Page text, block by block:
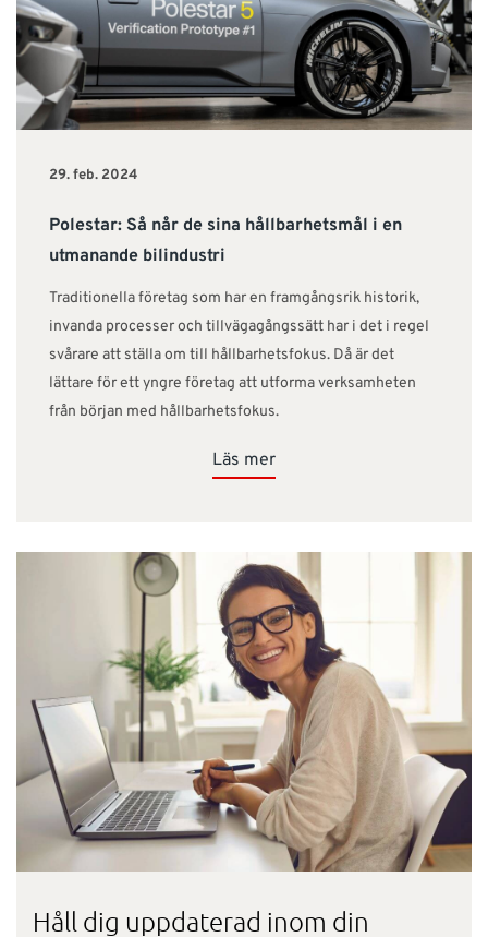
29. feb. 2024
Polestar: Så når de sina hållbarhetsmål i en
utmanande bilindustri
Traditionella företag som har en framgångsrik historik,
invanda processer och tillvägagångssätt har i det i regel
svårare att ställa om till hållbarhetsfokus. Då är det
lättare för ett yngre företag att utforma verksamheten
från början med hållbarhetsfokus.
Läs mer
Håll dig uppdaterad inom din